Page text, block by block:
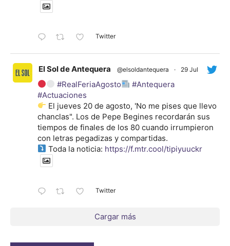
Twitter
El Sol de Antequera @elsoldantequera · 29 Jul
#RealFeriaAgosto
#Antequera
#Actuaciones
El jueves 20 de agosto, 'No me pises que llevo
chanclas". Los de Pepe Begines recordarán sus
tiempos de finales de los 80 cuando irrumpieron
con letras pegadizas y compartidas.
Toda la noticia: https://f.mtr.cool/tipiyuuckr
Twitter
Cargar más